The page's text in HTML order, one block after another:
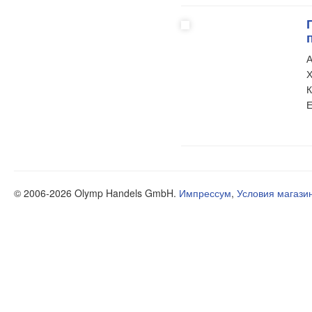
© 2006-2026 Olymp Handels GmbH. Импрессум, Условия